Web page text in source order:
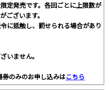
定発売です。各回ごとに上限数が
ございます。
に抵触し、罰せられる場合があり
いません。
のみのお申し込みはこちら